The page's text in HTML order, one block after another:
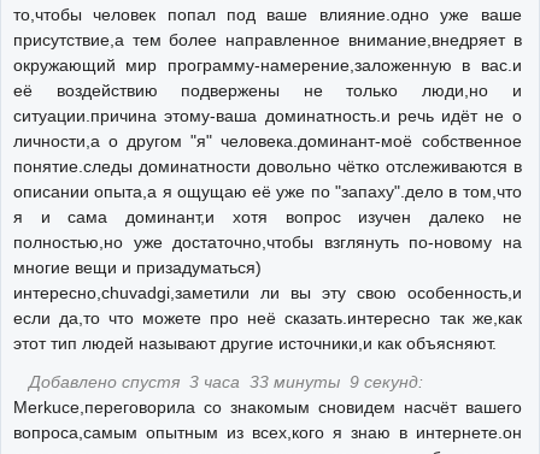
то,чтобы человек попал под ваше влияние.одно уже ваше
присутствие,а тем более направленное внимание,внедряет в
окружающий мир программу-намерение,заложенную в вас.и
её воздействию подвержены не только люди,но и
ситуации.причина этому-ваша доминатность.и речь идёт не о
личности,а о другом "я" человека.доминант-моё собственное
понятие.следы доминатности довольно чётко отслеживаются в
описании опыта,а я ощущаю её уже по "запаху".дело в том,что
я и сама доминант,и хотя вопрос изучен далеко не
полностью,но уже достаточно,чтобы взглянуть по-новому на
многие вещи и призадуматься)
интересно,chuvadgi,заметили ли вы эту свою особенность,и
если да,то что можете про неё сказать.интересно так же,как
этот тип людей называют другие источники,и как объясняют.
Добавлено спустя 3 часа 33 минуты 9 секунд:
Merkuce,переговорила со знакомым сновидем насчёт вашего
вопроса,самым опытным из всех,кого я знаю в интернете.он